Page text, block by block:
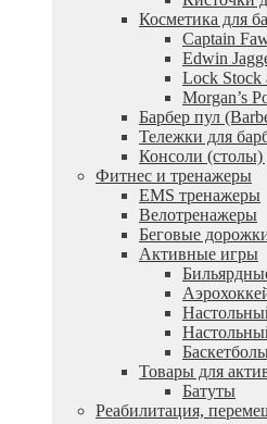
Косметика для
Captain
Edwin
Lock Stock
Morgan’s
Барбер пул
Тележки для
Консоли (столы)
Фитнес и тренажеры
EMS тренажеры
Велотренажеры
Беговые
Активные игры
Товары для
Батуты
Реабилитация,